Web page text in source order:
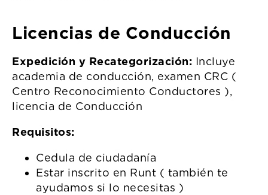
Licencias de Conducción
Expedición y Recategorización: Incluye
academia de conducción, examen CRC (
Centro Reconocimiento Conductores ),
licencia de Conducción
Requisitos:
Cedula de ciudadanía
Estar inscrito en Runt ( también te
ayudamos si lo necesitas )